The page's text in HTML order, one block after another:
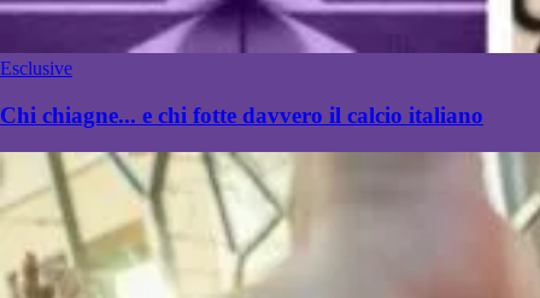
Esclusive
Chi chiagne... e chi fotte davvero il calcio italiano